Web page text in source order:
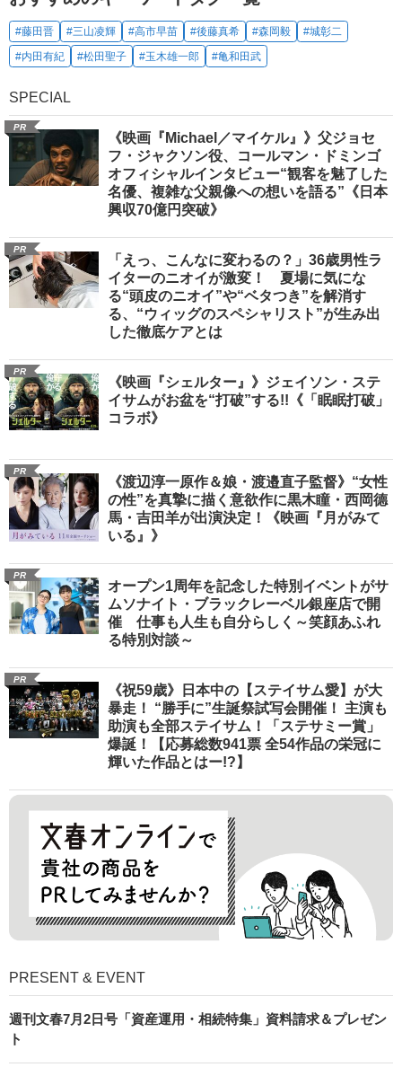
#藤田晋 #三山凌輝 #高市早苗 #後藤真希 #森岡毅
#城彰二
#内田有紀
#松田聖子 #玉木雄一郎 #亀和田武
SPECIAL
PR
《映画『Michael／マイケル』》父ジョセ
フ・ジャクソン役、コールマン・ドミンゴ
オフィシャルインタビュー“観客を魅了した
名優、複雑な父親像への想いを語る”《日本
興収70億円突破》
PR
「えっ、こんなに変わるの？」36歳男性ラ
イターのニオイが激変！ 夏場に気にな
る“頭皮のニオイ”や“ベタつき”を解消す
る、“ウィッグのスペシャリスト”が生み出
した徹底ケアとは
PR
《映画『シェルター』》ジェイソン・ステ
イサムがお盆を“打破”する!!《「眠眠打破」
コラボ》
PR
《渡辺淳一原作＆娘・渡邉直子監督》“女性
の性”を真摯に描く意欲作に黒木瞳・西岡德
馬・吉田羊が出演決定！《映画『月がみて
いる』》
PR
オープン1周年を記念した特別イベントがサ
ムソナイト・ブラックレーベル銀座店で開
催 仕事も人生も自分らしく～笑顔あふれ
る特別対談～
PR
《祝59歳》日本中の【ステイサム愛】が大
暴走！ “勝手に”生誕祭試写会開催！ 主演も
助演も全部ステイサム！「ステサミー賞」
爆誕！【応募総数941票 全54作品の栄冠に
輝いた作品とはー!?】
PRESENT & EVENT
週刊文春7月2日号「資産運用・相続特集」資料請求＆プレゼン
ト